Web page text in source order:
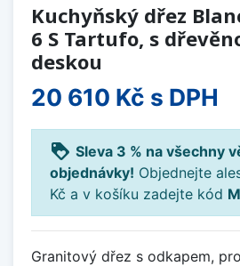
Kuchyňský dřez
6 S Tartufo, s
deskou
20 610 Kč s DPH
loyalty Sleva 3 % na všechny
objednávky! Objednejte
Kč a v košíku zadejte kód
Granitový dřez s odkapem,